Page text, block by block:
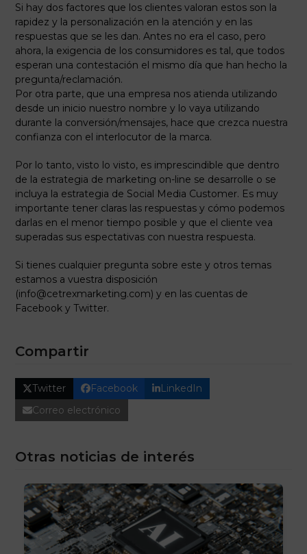
Si hay dos factores que los clientes valoran estos son la
rapidez y la personalización en la atención y en las
respuestas que se les dan. Antes no era el caso, pero
ahora, la exigencia de los consumidores es tal, que todos
esperan una contestación el mismo día que han hecho la
pregunta/reclamación.
Por otra parte, que una empresa nos atienda utilizando
desde un inicio nuestro nombre y lo vaya utilizando
durante la conversión/mensajes, hace que crezca nuestra
confianza con el interlocutor de la marca.
Por lo tanto, visto lo visto, es imprescindible que dentro
de la estrategia de marketing on-line se desarrolle o se
incluya la estrategia de Social Media Customer. Es muy
importante tener claras las respuestas y cómo podemos
darlas en el menor tiempo posible y que el cliente vea
superadas sus espectativas con nuestra respuesta.
Si tienes cualquier pregunta sobre este y otros temas
estamos a vuestra disposición
(info@cetrexmarketing.com) y en las cuentas de
Facebook y Twitter.
Compartir
Twitter Facebook
LinkedIn
Correo electrónico
Otras noticias de interés